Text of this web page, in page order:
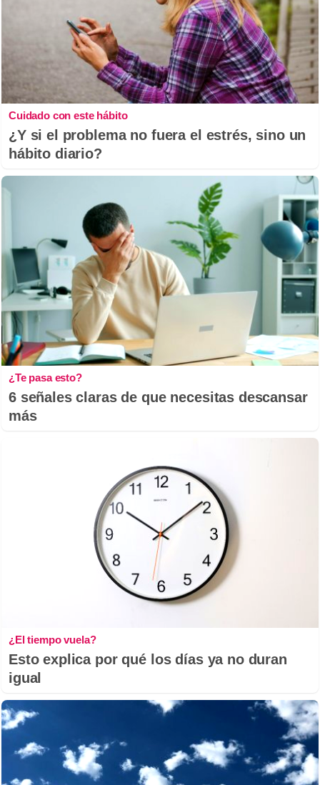
Cuidado con este hábito
¿Y si el problema no fuera el estrés, sino un
hábito diario?
¿Te pasa esto?
6 señales claras de que necesitas descansar
más
¿El tiempo vuela?
Esto explica por qué los días ya no duran
igual